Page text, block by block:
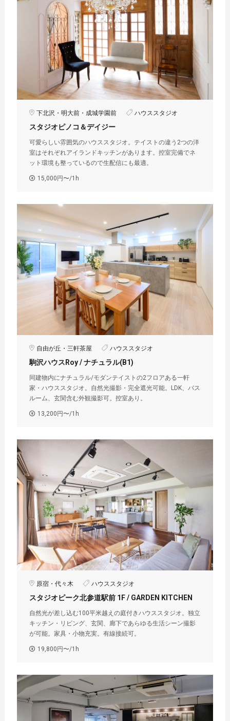
下北沢・明大前・成城学園前 ハウススタジオ
スタジオピノコ＆デイジー
可愛らしい雰囲気のハウススタジオ。テイストの違う2つの洋
室はそれぞれアイランドキッチンがあります。控室完備でネ
ット環境も整っているので生配信にも最適。
15,000円〜/1h
自由が丘・三軒茶屋 ハウススタジオ
駒沢ハウスRoy / ナチュラル(B1)
同建物内にナチュラル/モダンテイストの2フロアある一軒
家・ハウススタジオ。自然光撮影・完全遮光可能。LDK、バス
ルーム、玄関含む外観撮影可。控室あり。
13,200円〜/1h
原宿・代々木 ハウススタジオ
スタジオピーク北参道駅前 1F / GARDEN KITCHEN︎
自然光が差し込む100平米越えの庭付きハウススタジオ。独立
キッチン・リビング、玄関、廊下であらゆる生活シーン撮影
が可能。家具・小物充実。有線接続可。
19,800円〜/1h